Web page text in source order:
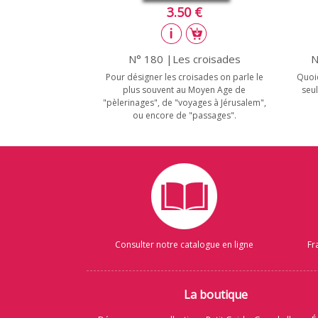
3.50 €
N° 180 |Les croisades
Pour désigner les croisades on parle le
plus souvent au Moyen Age de
"pèlerinages", de "voyages à Jérusalem",
ou encore de "passages".
Consulter notre catalogue en ligne
La boutique